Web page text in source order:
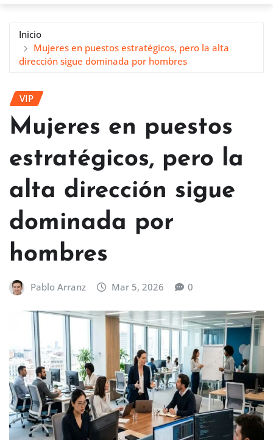
Inicio
Mujeres en puestos estratégicos, pero la alta
dirección sigue dominada por hombres
VIP
Mujeres en puestos
estratégicos, pero la
alta dirección sigue
dominada por
hombres
Pablo Arranz Mar 5, 2026 0